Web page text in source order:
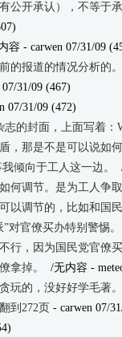
公开承认），不等于
容 - carwen 07/31/09
的报道的情况分析的
31/09 (467)
07/31/09 (472)
的封面，上面写着：
，那是不是可以说如
倾向于工人这一边。
何调节。是为工人争
以调节的，比如和国
对官僚买办特别警惕。
行，因为国民党官僚
拿掉。
/无内容 -
玩的，没好好学毛著。
到272页 - carwen 07/